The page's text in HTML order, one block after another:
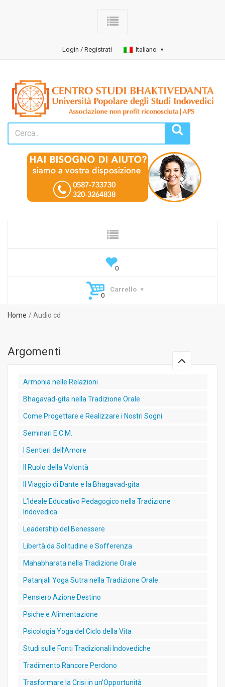
Login / Registrati Italiano
Carrello
Home Audio cd
Argomenti
Armonia nelle Relazioni
Bhagavad-gita nella Tradizione Orale
Come Progettare e Realizzare i Nostri Sogni
Seminari E.C.M.
I Sentieri dell’Amore
Il Ruolo della Volontà
Il Viaggio di Dante e la Bhagavad-gita
L’Ideale Educativo Pedagogico nella Tradizione
Indovedica
Leadership del Benessere
Libertà da Solitudine e Sofferenza
Mahabharata nella Tradizione Orale
Patanjali Yoga Sutra nella Tradizione Orale
Pensiero Azione Destino
Psiche e Alimentazione
Psicologia Yoga del Ciclo della Vita
Studi sulle Fonti Tradizionali Indovediche
Tradimento Rancore Perdono
Trasformare la Crisi in un’Opportunità